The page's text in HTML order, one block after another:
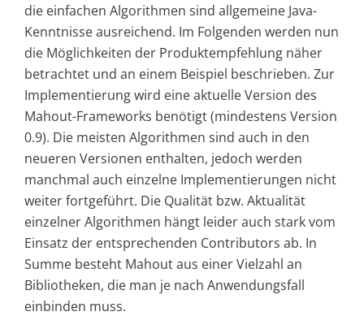
die einfachen Algorithmen sind allgemeine Java-
Kenntnisse ausreichend. Im Folgenden werden nun
die Möglichkeiten der Produktempfehlung näher
betrachtet und an einem Beispiel beschrieben. Zur
Implementierung wird eine aktuelle Version des
Mahout-Frameworks benötigt (mindestens Version
0.9). Die meisten Algorithmen sind auch in den
neueren Versionen enthalten, jedoch werden
manchmal auch einzelne Implementierungen nicht
weiter fortgeführt. Die Qualität bzw. Aktualität
einzelner Algorithmen hängt leider auch stark vom
Einsatz der entsprechenden Contributors ab. In
Summe besteht Mahout aus einer Vielzahl an
Bibliotheken, die man je nach Anwendungsfall
einbinden muss.